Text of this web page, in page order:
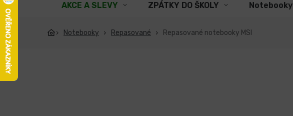
AKCE A SLEVY ZPÁTKY DO ŠKOLY Notebooky
Notebooky Repasované Repasované notebooky MSI